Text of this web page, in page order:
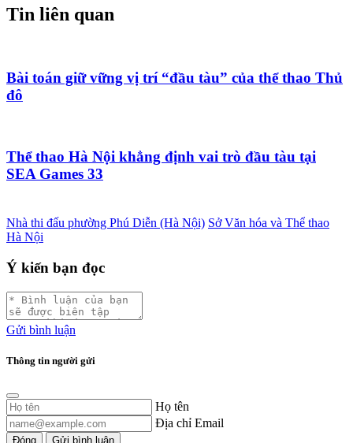
Tin liên quan
Bài toán giữ vững vị trí “đầu tàu” của thể thao Thủ
đô
Thể thao Hà Nội khẳng định vai trò đầu tàu tại
SEA Games 33
Nhà thi đấu phường Phú Diễn (Hà Nội) Sở Văn hóa và Thể thao
Hà Nội
Ý kiến bạn đọc
Gửi bình luận
Thông tin người gửi
Họ tên
Địa chỉ Email
Đóng Gửi bình luận